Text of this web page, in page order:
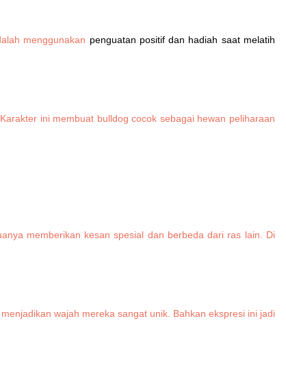
menggunakan penguatan positif dan hadiah saat melatih
ini membuat bulldog cocok sebagai hewan peliharaan
memberikan kesan spesial dan berbeda dari ras lain. Di
wajah mereka sangat unik. Bahkan ekspresi ini jadi